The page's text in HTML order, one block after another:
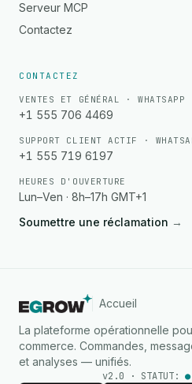
Serveur MCP
Contactez
CONTACTEZ
VENTES ET GÉNÉRAL · WHATSAPP
+1 555 706 4469
SUPPORT CLIENT ACTIF ·
+1 555 719 6197
HEURES D'OUVERTURE
Lun–Ven · 8h–17h GMT+1
Soumettre une réclamation →
Accueil
La plateforme opérationnelle
commerce. Commandes,
et analyses — unifiés.
v2.0 · STATUT: